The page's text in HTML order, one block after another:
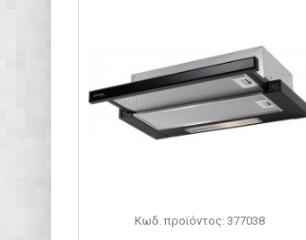
Κωδ. προϊόντος: 377038